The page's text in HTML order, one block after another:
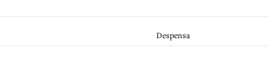
Despensa